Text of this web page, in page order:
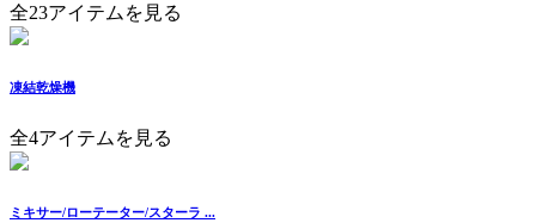
全23アイテムを見る
凍結乾燥機
全4アイテムを見る
ミキサー/ローテーター/スターラ ...